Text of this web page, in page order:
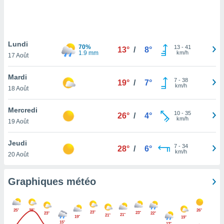
pas
de
à
cas,
que
sur le
et que
ne
Lundi
17 Août
70%
1.9 mm
13° / 8° 13- 41
km/h
Mardi
18 Août
19° / 7° 7- 38
km/h
Mercredi
19 Août
26° / 4° 10- 35
km/h
Jeudi
20 Août
28° / 6° 7- 34
km/h
Graphiques météo
25° 38°
23°
15°
19°
23°
21° 21° 23° 22°
19°
26°